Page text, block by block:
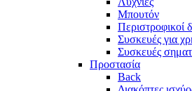
Μπουτόν
Περιστροφικοί
Συσκευές για
Συσκευές
Προστασία
Back